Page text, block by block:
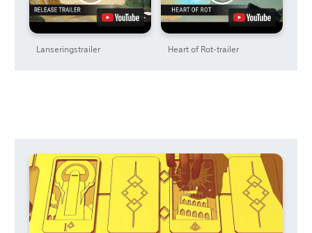
Lanseringstrailer Heart of Rot-trailer